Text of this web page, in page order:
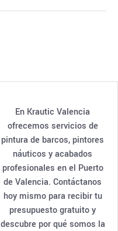
En Krautic Valencia
ofrecemos servicios de
pintura de barcos, pintores
náuticos y acabados
profesionales en el Puerto
de Valencia. Contáctanos
hoy mismo para recibir tu
presupuesto gratuito y
descubre por qué somos la